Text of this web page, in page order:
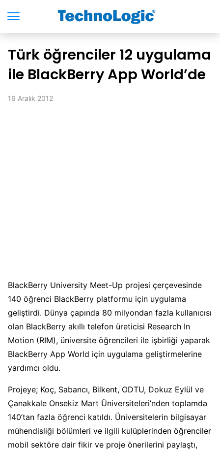
Türk öğrenciler 12 uygulama
ile BlackBerry App World’de
16 Aralık 2012
BlackBerry University Meet-Up projesi çerçevesinde
140 öğrenci BlackBerry platformu için uygulama
geliştirdi. Dünya çapında 80 milyondan fazla kullanıcısı
olan BlackBerry akıllı telefon üreticisi Research In
Motion (RIM), üniversite öğrencileri ile işbirliği yaparak
BlackBerry App World için uygulama geliştirmelerine
yardımcı oldu.
Projeye; Koç, Sabancı, Bilkent, ODTU, Dokuz Eylül ve
Çanakkale Onsekiz Mart Üniversiteleri’nden toplamda
140’tan fazla öğrenci katıldı. Üniversitelerin bilgisayar
mühendisliği bölümleri ve ilgili kulüplerinden öğrenciler
mobil sektöre dair fikir ve proje önerilerini paylaştı,